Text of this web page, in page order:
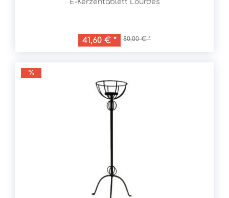
E-Kerzentablett Lourdes
80,00 € *
41,60 € *